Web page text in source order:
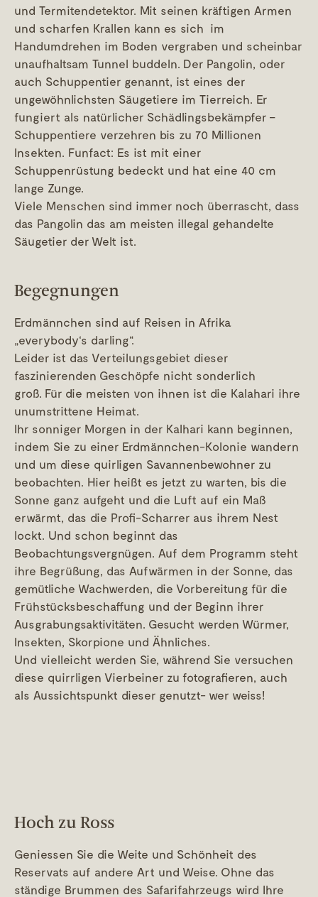
und Termitendetektor. Mit seinen kräftigen Armen
und scharfen Krallen kann es sich im
Handumdrehen im Boden vergraben und scheinbar
unaufhaltsam Tunnel buddeln. Der Pangolin, oder
auch Schuppentier genannt, ist eines der
ungewöhnlichsten Säugetiere im Tierreich. Er
fungiert als natürlicher Schädlingsbekämpfer –
Schuppentiere verzehren bis zu 70 Millionen
Insekten. Funfact: Es ist mit einer
Schuppenrüstung bedeckt und hat eine 40 cm
lange Zunge.
Viele Menschen sind immer noch überrascht, dass
das Pangolin das am meisten illegal gehandelte
Säugetier der Welt ist.
Begegnungen
Erdmännchen sind auf Reisen in Afrika
„everybody‘s darling“.
Leider ist das Verteilungsgebiet dieser
faszinierenden Geschöpfe nicht sonderlich
groß. Für die meisten von ihnen ist die Kalahari ihre
unumstrittene Heimat.
Ihr sonniger Morgen in der Kalhari kann beginnen,
indem Sie zu einer Erdmännchen-Kolonie wandern
und um diese quirligen Savannenbewohner zu
beobachten. Hier heißt es jetzt zu warten, bis die
Sonne ganz aufgeht und die Luft auf ein Maß
erwärmt, das die Profi-Scharrer aus ihrem Nest
lockt. Und schon beginnt das
Beobachtungsvergnügen. Auf dem Programm steht
ihre Begrüßung, das Aufwärmen in der Sonne, das
gemütliche Wachwerden, die Vorbereitung für die
Frühstücksbeschaffung und der Beginn ihrer
Ausgrabungsaktivitäten. Gesucht werden Würmer,
Insekten, Skorpione und Ähnliches.
Und vielleicht werden Sie, während Sie versuchen
diese quirrligen Vierbeiner zu fotografieren, auch
als Aussichtspunkt dieser genutzt- wer weiss!
Hoch zu Ross
Geniessen Sie die Weite und Schönheit des
Reservats auf andere Art und Weise. Ohne das
ständige Brummen des Safarifahrzeugs wird Ihre